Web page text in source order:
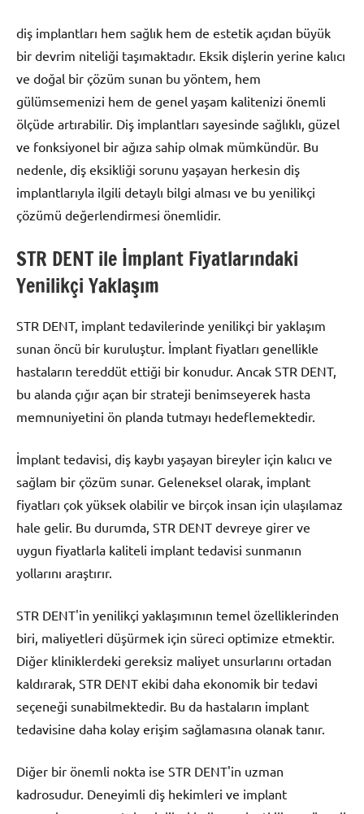
diş implantları hem sağlık hem de estetik açıdan büyük
bir devrim niteliği taşımaktadır. Eksik dişlerin yerine kalıcı
ve doğal bir çözüm sunan bu yöntem, hem
gülümsemenizi hem de genel yaşam kalitenizi önemli
ölçüde artırabilir. Diş implantları sayesinde sağlıklı, güzel
ve fonksiyonel bir ağıza sahip olmak mümkündür. Bu
nedenle, diş eksikliği sorunu yaşayan herkesin diş
implantlarıyla ilgili detaylı bilgi alması ve bu yenilikçi
çözümü değerlendirmesi önemlidir.
STR DENT ile İmplant Fiyatlarındaki
Yenilikçi Yaklaşım
STR DENT, implant tedavilerinde yenilikçi bir yaklaşım
sunan öncü bir kuruluştur. İmplant fiyatları genellikle
hastaların tereddüt ettiği bir konudur. Ancak STR DENT,
bu alanda çığır açan bir strateji benimseyerek hasta
memnuniyetini ön planda tutmayı hedeflemektedir.
İmplant tedavisi, diş kaybı yaşayan bireyler için kalıcı ve
sağlam bir çözüm sunar. Geleneksel olarak, implant
fiyatları çok yüksek olabilir ve birçok insan için ulaşılamaz
hale gelir. Bu durumda, STR DENT devreye girer ve
uygun fiyatlarla kaliteli implant tedavisi sunmanın
yollarını araştırır.
STR DENT'in yenilikçi yaklaşımının temel özelliklerinden
biri, maliyetleri düşürmek için süreci optimize etmektir.
Diğer kliniklerdeki gereksiz maliyet unsurlarını ortadan
kaldırarak, STR DENT ekibi daha ekonomik bir tedavi
seçeneği sunabilmektedir. Bu da hastaların implant
tedavisine daha kolay erişim sağlamasına olanak tanır.
Diğer bir önemli nokta ise STR DENT'in uzman
kadrosudur. Deneyimli diş hekimleri ve implant